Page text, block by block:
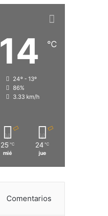
14 ℃
24º - 13º
86%
3.33 km/h
25 ℃
mié
24 ℃
jue
Comentarios